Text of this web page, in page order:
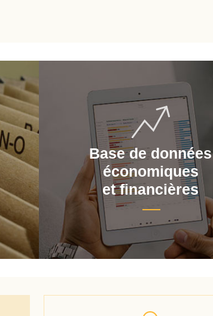
Base de données
économiques
et financières